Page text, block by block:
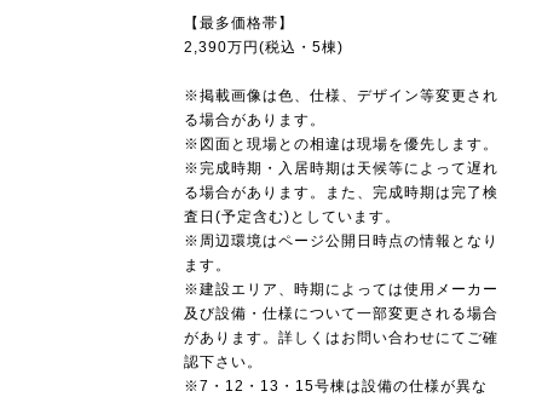
【最多価格帯】
2,390万円(税込・5棟)
※掲載画像は色、仕様、デザイン等変更され
る場合があります。
※図面と現場との相違は現場を優先します。
※完成時期・入居時期は天候等によって遅れ
る場合があります。また、完成時期は完了検
査日(予定含む)としています。
※周辺環境はページ公開日時点の情報となり
ます。
※建設エリア、時期によっては使用メーカー
及び設備・仕様について一部変更される場合
があります。詳しくはお問い合わせにてご確
認下さい。
※7・12・13・15号棟は設備の仕様が異な